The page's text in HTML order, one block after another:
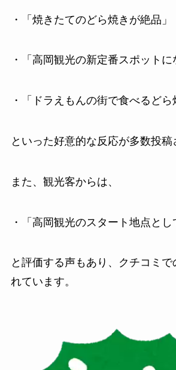
・「焼きたてのどら焼きが絶品」
・「高岡観光の新定番スポットに
・「ドラえもんの街で食べるどら
といった好意的な反応が多数投稿
また、観光客からは、
・「高岡観光のスタート地点とし
と評価する声もあり、クチコミで
れています。